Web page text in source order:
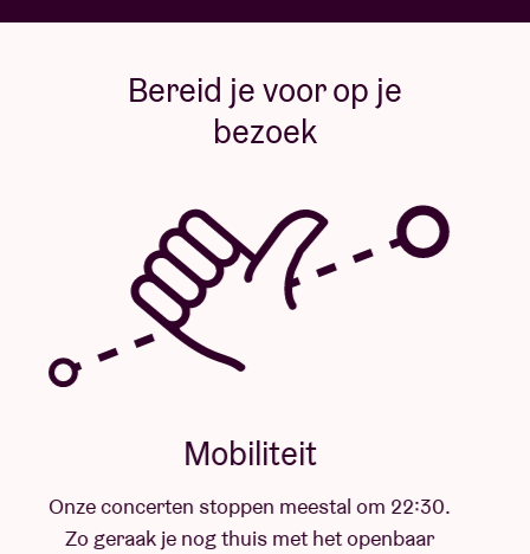
Bereid je voor op je
bezoek
Mobiliteit
Onze concerten stoppen meestal om 22:30.
Zo geraak je nog thuis met het openbaar